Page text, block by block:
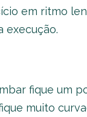
em ritmo
execução.
fique um
muito